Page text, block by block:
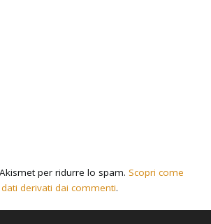
per ridurre lo spam. Scopri come
derivati dai commenti.